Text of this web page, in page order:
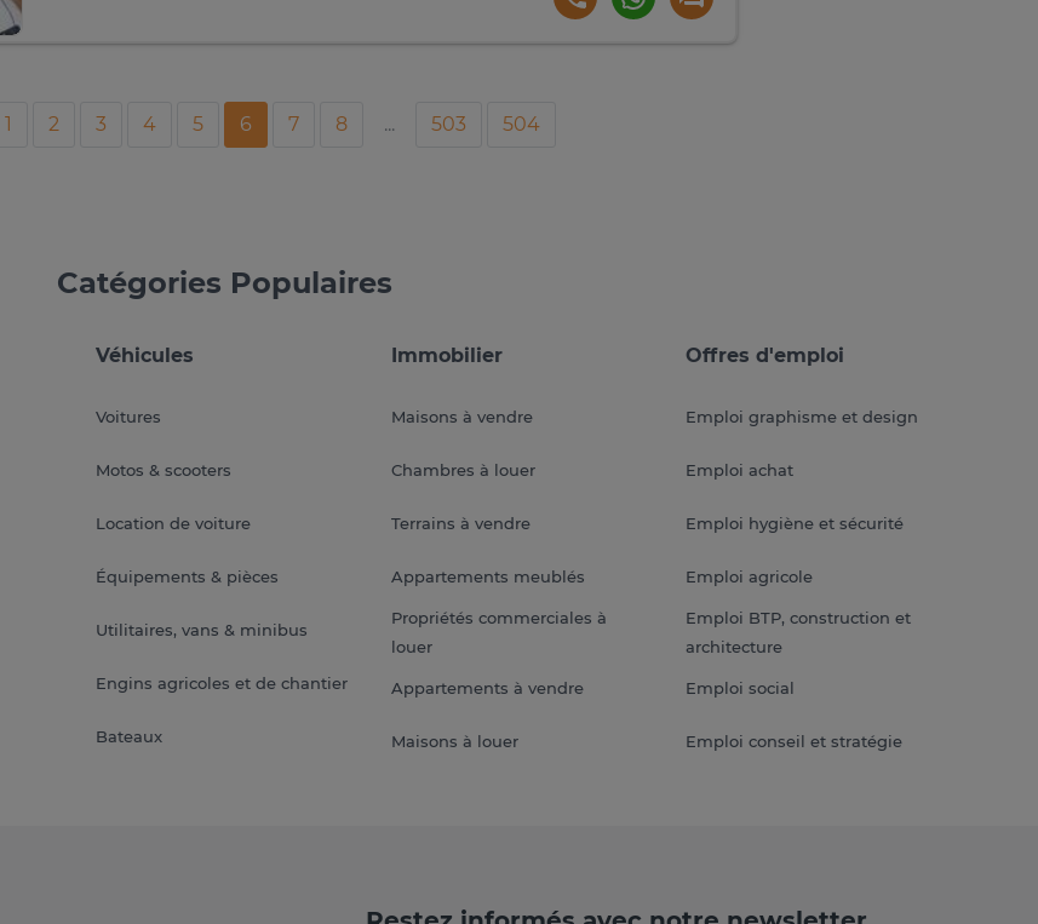
1 2 3 4 5 6 7 8 ... 503 504
Catégories Populaires
Véhicules
Voitures
Motos & scooters
Location de voiture
Équipements & pièces
Utilitaires, vans & minibus
Engins agricoles et de chantier
Bateaux
Immobilier
Maisons à vendre
Chambres à louer
Terrains à vendre
Appartements meublés
Propriétés commerciales à
louer
Appartements à vendre
Maisons à louer
Offres d'emploi
Emploi graphisme et design
Emploi achat
Emploi hygiène et sécurité
Emploi agricole
Emploi BTP, construction et
architecture
Emploi social
Emploi conseil et stratégie